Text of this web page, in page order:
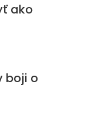
ako
boji o